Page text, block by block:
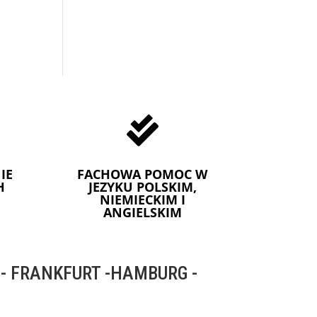

FACHOWA POMOC W
JEZYKU POLSKIM,
NIEMIECKIM I
ANGIELSKIM
FRANKFURT -HAMBURG -